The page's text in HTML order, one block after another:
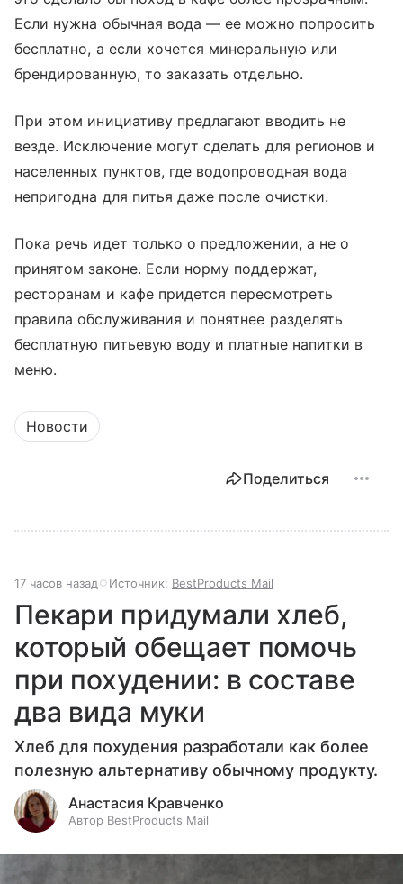
Если нужна обычная вода — ее можно попросить
бесплатно, а если хочется минеральную или
брендированную, то заказать отдельно.
При этом инициативу предлагают вводить не
везде. Исключение могут сделать для регионов и
населенных пунктов, где водопроводная вода
непригодна для питья даже после очистки.
Пока речь идет только о предложении, а не о
принятом законе. Если норму поддержат,
ресторанам и кафе придется пересмотреть
правила обслуживания и понятнее разделять
бесплатную питьевую воду и платные напитки в
меню.
Новости
Поделиться
17 часов назад Источник: BestProducts Mail
Пекари придумали хлеб,
который обещает помочь
при похудении: в составе
два вида муки
Хлеб для похудения разработали как более
полезную альтернативу обычному продукту.
Анастасия Кравченко
Автор BestProducts Mail